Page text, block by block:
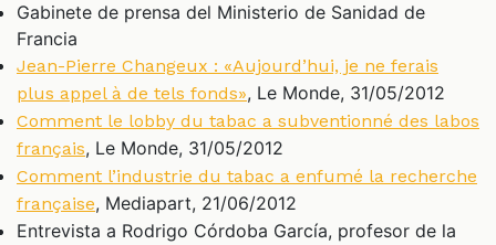
Gabinete de prensa del Ministerio de Sanidad de
Francia
Jean-Pierre Changeux : «Aujourd’hui, je ne ferais
plus appel à de tels fonds», Le Monde, 31/05/2012
Comment le lobby du tabac a subventionné des labos
français, Le Monde, 31/05/2012
Comment l’industrie du tabac a enfumé la recherche
française, Mediapart, 21/06/2012
Entrevista a Rodrigo Córdoba García, profesor de la